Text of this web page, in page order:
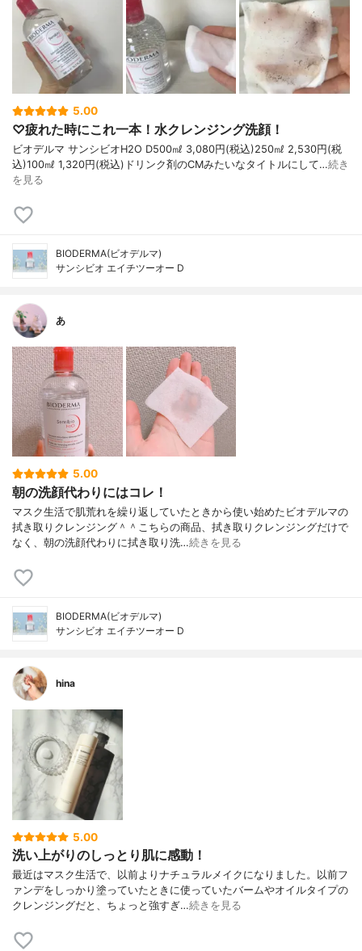
5.00
♡疲れた時にこれ一本！水クレンジング洗顔！
ビオデルマ サンシビオH2O D500㎖ 3,080円(税込)250㎖ 2,530円(税
込)100㎖ 1,320円(税込)ドリンク剤のCMみたいなタイトルにして…続き
を見る
BIODERMA(ビオデルマ)
サンシビオ エイチツーオー D
あ
5.00
朝の洗顔代わりにはコレ！
マスク生活で肌荒れを繰り返していたときから使い始めたビオデルマの
拭き取りクレンジング＾＾こちらの商品、拭き取りクレンジングだけで
なく、朝の洗顔代わりに拭き取り洗…続きを見る
BIODERMA(ビオデルマ)
サンシビオ エイチツーオー D
hina
5.00
洗い上がりのしっとり肌に感動！
最近はマスク生活で、以前よりナチュラルメイクになりました。以前フ
ァンデをしっかり塗っていたときに使っていたバームやオイルタイプの
クレンジングだと、ちょっと強すぎ…続きを見る